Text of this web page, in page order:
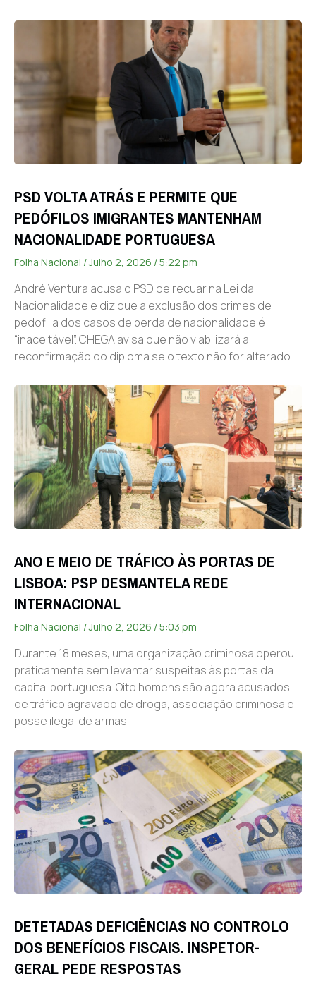
PSD VOLTA ATRÁS E PERMITE QUE
PEDÓFILOS IMIGRANTES MANTENHAM
NACIONALIDADE PORTUGUESA
Folha Nacional Julho 2, 2026 5:22 pm
André Ventura acusa o PSD de recuar na Lei da
Nacionalidade e diz que a exclusão dos crimes de
pedofilia dos casos de perda de nacionalidade é
“inaceitável”. CHEGA avisa que não viabilizará a
reconfirmação do diploma se o texto não for alterado.
ANO E MEIO DE TRÁFICO ÀS PORTAS DE
LISBOA: PSP DESMANTELA REDE
INTERNACIONAL
Folha Nacional Julho 2, 2026 5:03 pm
Durante 18 meses, uma organização criminosa operou
praticamente sem levantar suspeitas às portas da
capital portuguesa. Oito homens são agora acusados
de tráfico agravado de droga, associação criminosa e
posse ilegal de armas.
DETETADAS DEFICIÊNCIAS NO CONTROLO
DOS BENEFÍCIOS FISCAIS. INSPETOR-
GERAL PEDE RESPOSTAS